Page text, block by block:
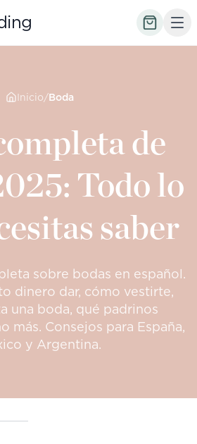
Inicio/Boda
de
Todo lo
saber
sobre bodas en español.
dinero dar, cómo vestirte,
una boda, qué padrinos
más. Consejos para España,
y Argentina.